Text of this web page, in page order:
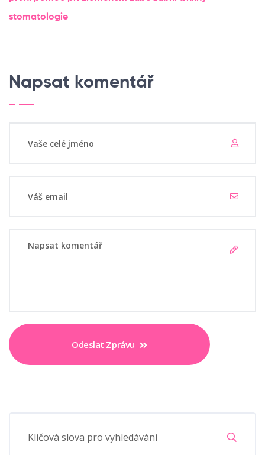
stomatologie
Napsat komentář
Odeslat Zprávu